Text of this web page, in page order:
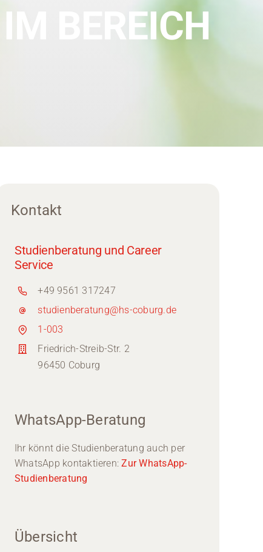
BEREICH
Kontakt
Studienberatung und Career
Service
+49 9561 317247
studienberatung@hs-coburg.de
1-003
Friedrich-Streib-Str. 2
96450 Coburg
WhatsApp-Beratung
Ihr könnt die Studienberatung auch per
WhatsApp kontaktieren:Zur WhatsApp-
Studienberatung
Übersicht